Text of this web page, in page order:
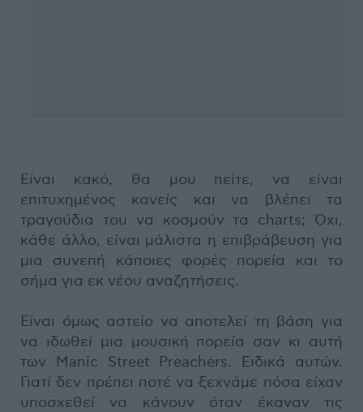
Είναι κακό, θα μου πείτε, να είναι
επιτυχημένος κανείς και να βλέπει τα
τραγούδια του να κοσμούν τα charts; Όχι,
κάθε άλλο, είναι μάλιστα η επιβράβευση για
μια συνεπή κάποιες φορές πορεία και το
σήμα για εκ νέου αναζητήσεις.
Είναι όμως αστείο να αποτελεί τη βάση για
να ιδωθεί μια μουσική πορεία σαν κι αυτή
των Manic Street Preachers. Ειδικά αυτών.
Γιατί δεν πρέπει ποτέ να ξεχνάμε πόσα είχαν
υποσχεθεί να κάνουν όταν έκαναν τις